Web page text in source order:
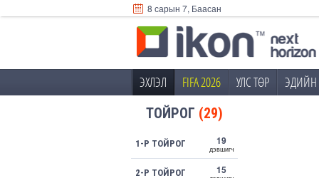
8 сарын 7, Баасан
ЭХЛЭЛ FIFA 2026 УЛС ТӨР
ЭДИЙН
ТОЙРОГ (29)
1-Р ТОЙРОГ 19
дэвшигч
2-Р ТОЙРОГ 15